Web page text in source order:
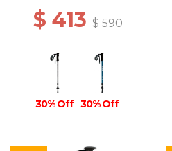
$ 413$ 590
30% Off 30% Off